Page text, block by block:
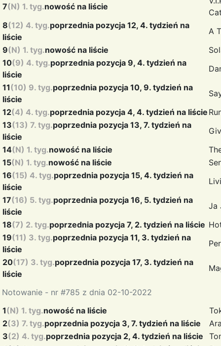
Notowanie - nr #785 z dnia 02-10-2022
7(N) 1. tyg.nowość na liście
8(12) 4. tyg.poprzednia pozycja 12, 4. tydzień na
liście
A
9(N) 1. tyg.nowość na liście
10(9) 4. tyg.poprzednia pozycja 9, 4. tydzień na
liście
11(10) 9. tyg.poprzednia pozycja 10, 9. tydzień na
liście
12(4) 4. tyg.poprzednia pozycja 4, 4. tydzień na liście
13(13) 7. tyg.poprzednia pozycja 13, 7. tydzień na
liście
14(N) 1. tyg.nowość na liście
15(N) 1. tyg.nowość na liście
16(15) 4. tyg.poprzednia pozycja 15, 4. tydzień na
liście
17(16) 5. tyg.poprzednia pozycja 16, 5. tydzień na
liście
Ja
18(7) 2. tyg.poprzednia pozycja 7, 2. tydzień na liście
19(11) 3. tyg.poprzednia pozycja 11, 3. tydzień na
liście
20(17) 3. tyg.poprzednia pozycja 17, 3. tydzień na
liście
1(N) 1. tyg.nowość na liście
2(3) 7. tyg.poprzednia pozycja 3, 7. tydzień na liście
3(2) 4. tyg.poprzednia pozycja 2, 4. tydzień na liście